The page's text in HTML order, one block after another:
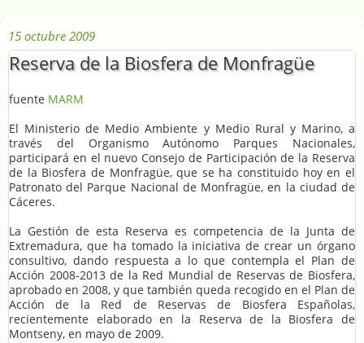
15 octubre 2009
Reserva de la Biosfera de Monfragüe
fuente MARM
El Ministerio de Medio Ambiente y Medio Rural y Marino, a
través del Organismo Autónomo Parques Nacionales,
participará en el nuevo Consejo de Participación de la Reserva
de la Biosfera de Monfragüe, que se ha constituido hoy en el
Patronato del Parque Nacional de Monfragüe, en la ciudad de
Cáceres.
La Gestión de esta Reserva es competencia de la Junta de
Extremadura, que ha tomado la iniciativa de crear un órgano
consultivo, dando respuesta a lo que contempla el Plan de
Acción 2008-2013 de la Red Mundial de Reservas de Biosfera,
aprobado en 2008, y que también queda recogido en el Plan de
Acción de la Red de Reservas de Biosfera Españolas,
recientemente elaborado en la Reserva de la Biosfera de
Montseny, en mayo de 2009.